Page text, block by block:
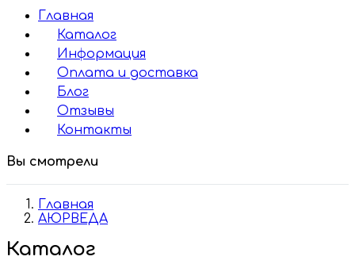
Главная
Каталог
Информация
Оплата и доставка
Блог
Отзывы
Контакты
Вы смотрели
Главная
АЮРВЕДА
Каталог